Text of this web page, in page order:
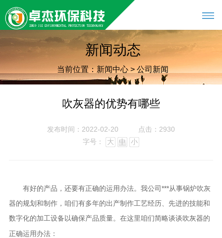
新闻动态
当前位置：新闻中心 >公司新闻
吹灰器的优势有哪些
发布时间：2022-02-20
点击：2930
字号：
大 中 小
有好的产品，还要有正确的运用办法。我公司***从事锅炉吹灰
器的规划和制作，咱们有多年的出产制作工艺经历、先进的技能和
数字化的加工设备以确保产品质量。在这里咱们简略谈谈吹灰器的
正确运用办法：